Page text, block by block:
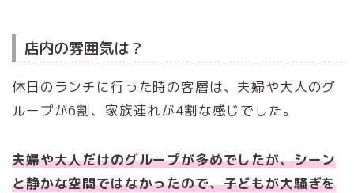
店内の雰囲気は？
休日のランチに行った時の客層は、夫婦や大人のグ
ループが6割、家族連れが4割な感じでした。
夫婦や大人だけのグループが多めでしたが、シーン
と静かな空間ではなかったので、子どもが大騒ぎを